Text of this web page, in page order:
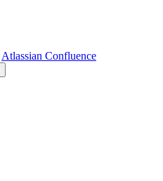
Atlassian Confluence